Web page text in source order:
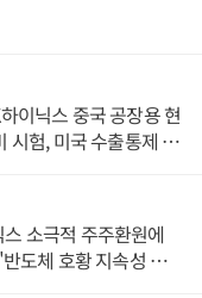
이닉스 중국 공장용 현
시험, 미국 수출통제 대
소극적 주주환원에
도체 호황 지속성 의